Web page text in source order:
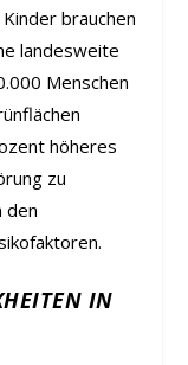
brauchen
landesweite
Menschen
höheres
zu
den
IN